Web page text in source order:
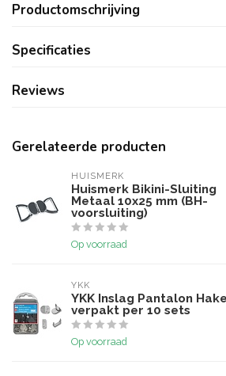
Productomschrijving
Specificaties
Reviews
Gerelateerde producten
HUISMERK
Huismerk Bikini-Sluiting
Metaal 10x25 mm (BH-
voorsluiting)
Op voorraad
YKK
YKK Inslag Pantalon
verpakt per 10 sets
Op voorraad